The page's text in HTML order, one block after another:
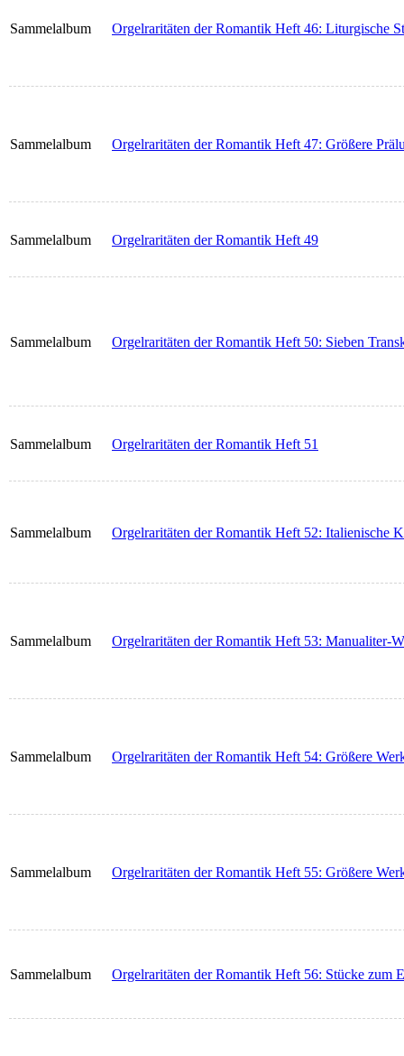
Sammelalbum Orgelraritäten der Romantik Heft 46: Liturgische
Sammelalbum Orgelraritäten der Romantik Heft 47: Größere
Sammelalbum Orgelraritäten der Romantik Heft 49
Sammelalbum Orgelraritäten der Romantik Heft 50: Sieben
Sammelalbum Orgelraritäten der Romantik Heft 51
Sammelalbum Orgelraritäten der Romantik Heft 52: Italienische
Sammelalbum Orgelraritäten der Romantik Heft 53: Manualiter-
Sammelalbum Orgelraritäten der Romantik Heft 54: Größere
Sammelalbum Orgelraritäten der Romantik Heft 55: Größere
Sammelalbum Orgelraritäten der Romantik Heft 56: Stücke zum